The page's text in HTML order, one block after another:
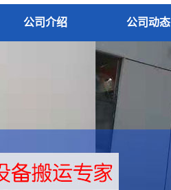
公司介绍 公司动态